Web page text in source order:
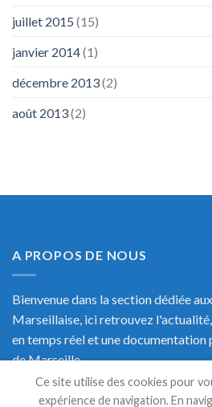
juillet 2015 (15)
janvier 2014(1)
décembre 2013(2)
août 2013(2)
A PROPOS DE NOUS
Bienvenue dans la section dédiée
Marseillaise, ici retrouvez
en temps réel et une documentation
de Marseille.
Ce site utilise des cookies pour
expérience de navigation. En